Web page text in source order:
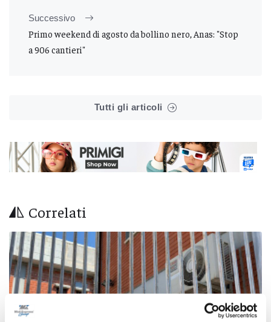
Successivo
Primo weekend di agosto da bollino nero, Anas: "Stop
a 906 cantieri"
Tutti gli articoli
Correlati